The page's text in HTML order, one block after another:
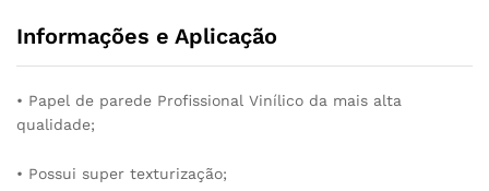
Informações e Aplicação
• Papel de parede Profissional Vinílico da mais alta
qualidade;
• Possui super texturização;